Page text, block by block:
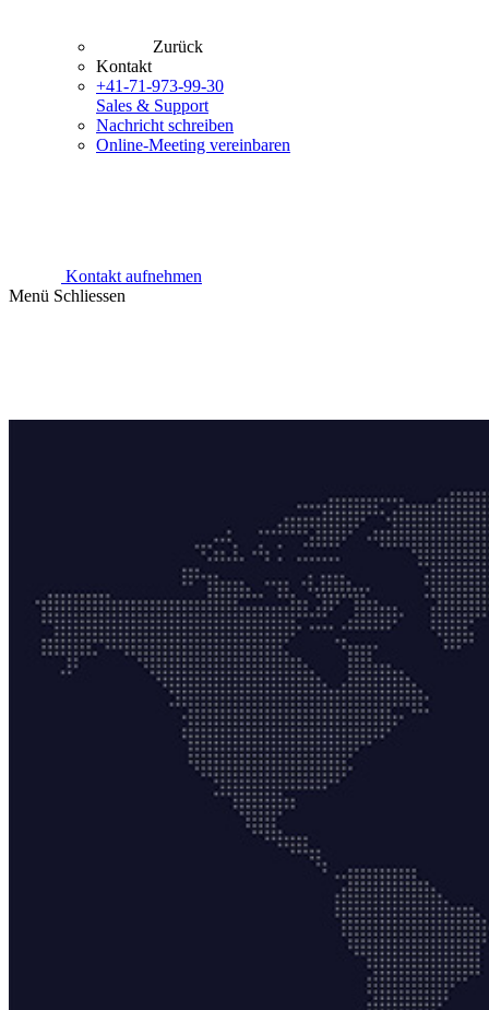
Zurück
Kontakt
+41-71-973-99-30
Sales & Support
Nachricht schreiben
Online-Meeting vereinbaren
Kontakt aufnehmen
Menü Schliessen